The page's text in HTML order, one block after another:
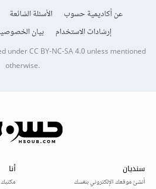
عن أكاديمية حسوب الأسئلة الشائعة
إرشادات الاستخدام
بيان
underCC BY-NC-SA 4.0unless mentioned
otherwise.